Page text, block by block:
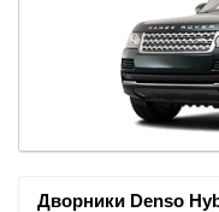
Дворники Denso